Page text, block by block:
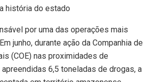
história do estado
por uma das operações mais
junho, durante ação da Companhia de
(COE) nas proximidades de
apreendidas 6,5 toneladas de drogas, a